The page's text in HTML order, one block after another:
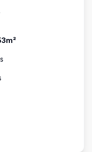
m²
s